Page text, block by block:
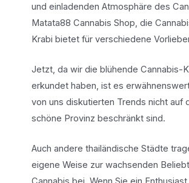
und einladenden Atmosphäre des
Matata88 Cannabis Shop, die
Krabi bietet für verschiedene
Jetzt, da wir die blühende Cannabis-
erkundet haben, ist es
von uns diskutierten Trends nicht auf
schöne Provinz beschränkt sind.
Auch andere thailändische Städte
eigene Weise zur wachsenden